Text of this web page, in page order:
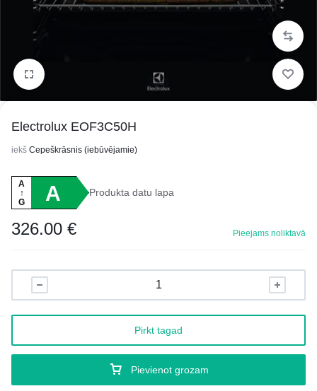
1/4
Electrolux EOF3C50H
iekš Cepeškrāsnis (iebūvējamie)
A
↑
G
A Produkta datu lapa
326.00 € Pieejams noliktavā
Pievienot grozam
Pirkt tagad